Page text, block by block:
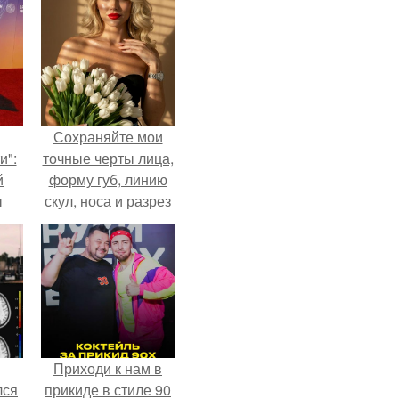
Сохраняйте мои
точные черты лица,
форму губ, линию
скул, носа и разрез
глаз.
Приходи к нам в
прикиде в стиле 90